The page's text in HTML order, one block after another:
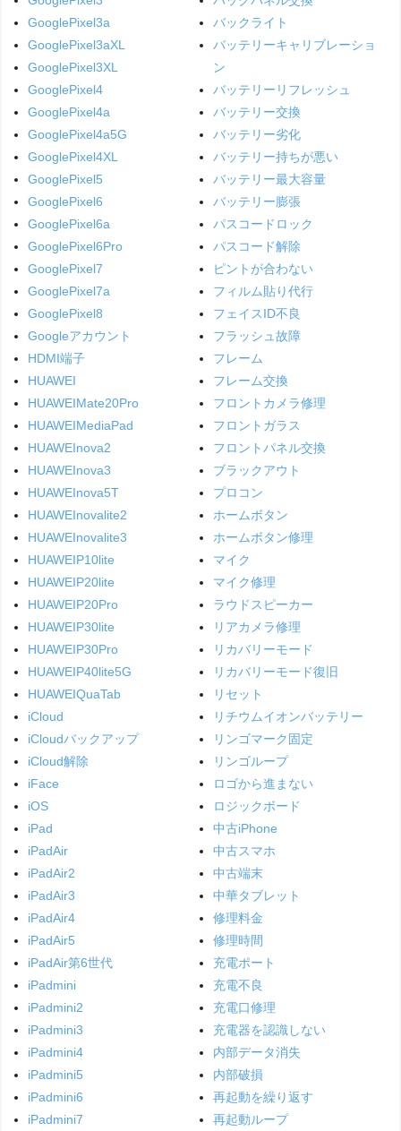
GooglePixel3a
GooglePixel3aXL
GooglePixel3XL
GooglePixel4
GooglePixel4a
GooglePixel4a5G
GooglePixel4XL
GooglePixel5
GooglePixel6
GooglePixel6a
GooglePixel6Pro
GooglePixel7
GooglePixel7a
GooglePixel8
Googleアカウント
HDMI端子
HUAWEI
HUAWEIMate20Pro
HUAWEIMediaPad
HUAWEInova2
HUAWEInova3
HUAWEInova5T
HUAWEInovalite2
HUAWEInovalite3
HUAWEIP10lite
HUAWEIP20lite
HUAWEIP20Pro
HUAWEIP30lite
HUAWEIP30Pro
HUAWEIP40lite5G
HUAWEIQuaTab
iCloud
iCloudバックアップ
iCloud解除
iFace
iOS
iPad
iPadAir
iPadAir2
iPadAir3
iPadAir4
iPadAir5
iPadAir第6世代
iPadmini
iPadmini2
iPadmini3
iPadmini4
iPadmini5
iPadmini6
iPadmini7
バックライト
バッテリーキャリブレーショ
ン
バッテリーリフレッシュ
バッテリー交換
バッテリー劣化
バッテリー持ちが悪い
バッテリー最大容量
バッテリー膨張
パスコードロック
パスコード解除
ピントが合わない
フィルム貼り代行
フェイスID不良
フラッシュ故障
フレーム
フレーム交換
フロントカメラ修理
フロントガラス
フロントパネル交換
ブラックアウト
プロコン
ホームボタン
ホームボタン修理
マイク
マイク修理
ラウドスピーカー
リアカメラ修理
リカバリーモード
リカバリーモード復旧
リセット
リチウムイオンバッテリー
リンゴマーク固定
リンゴループ
ロゴから進まない
ロジックボード
中古iPhone
中古スマホ
中古端末
中華タブレット
修理料金
修理時間
充電ポート
充電不良
充電口修理
充電器を認識しない
内部データ消失
内部破損
再起動を繰り返す
再起動ループ